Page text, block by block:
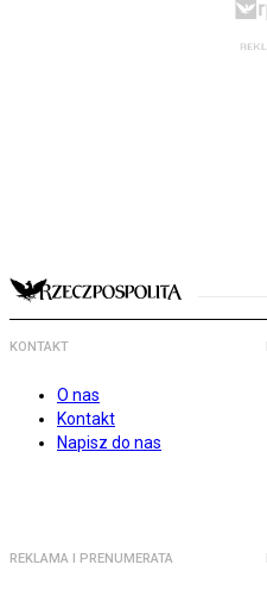
KONTAKT
O nas
Kontakt
Napisz do nas
REKLAMA I PRENUMERATA